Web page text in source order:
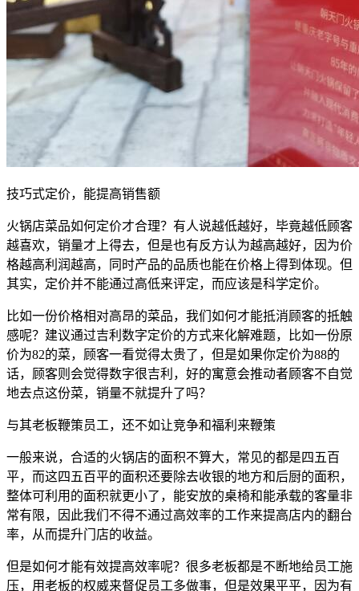
技巧式定价，能提高销售额
火锅店菜品如何定价才合理？有人说越低越好，毕竟越低顾客
越喜欢，销量才上得去，但是也有反方认为越高越好，因为价
格越高利润越高，同时产品的品质也能在价格上得到体现。但
其实，定价并不能通过高低来评定，而应该是科学定价。
比如一份价格相对高昂的菜品，我们如何才能抵消顾客的抵触
感呢？建议通过吉利数字定价的方式来化解难题，比如一份原
价为82的菜，顾客一看觉得太贵了，但是如果你定价为88的
话，顾客则会觉得数字很吉利，好的寓意会推动者顾客不自觉
地去点这份菜，销量不就提升了吗？
与其老板鞭策员工，还不如让竞争和福利来鞭策
一般来说，合适的火锅店的面积不算大，常见的都是四五百
平，而这四五百平的面积还要除去收银的地方和后厨的面积，
整体可利用的面积就更小了，能安放的桌椅和能承载的客量非
常有限，因此我们不得不通过高效率的工作来提高店内的翻台
率，从而提升门店的收益。
但是如何才能有效提高效率呢？很多老板都是不断地给员工施
压，用老板的权威来督促员工多做事，但是效果平平，因为有